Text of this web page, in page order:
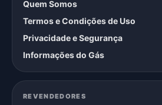
Quem Somos
Termos e Condições de Uso
Privacidade e Segurança
Informações do Gás
REVENDEDORES